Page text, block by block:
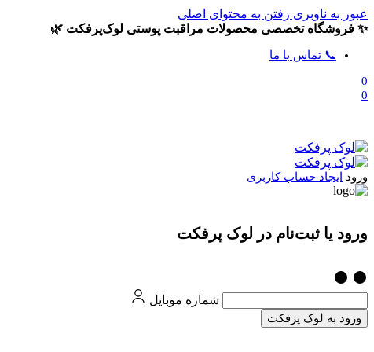
عبور به ناوبری رفتن به محتوای اصلی
✨ فروشگاه تخصصی محصولات مراقبت پوستی لوک‌پرفکت 🌿
📞 تماس با ما
0
0
ورود ایجاد حساب کاربری
ورود یا ثبت‌نام در لوک پرفکت
شماره موبایل
ورود به لوک پرفکت